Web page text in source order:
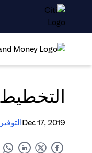
Dec 17, 2019التوفير